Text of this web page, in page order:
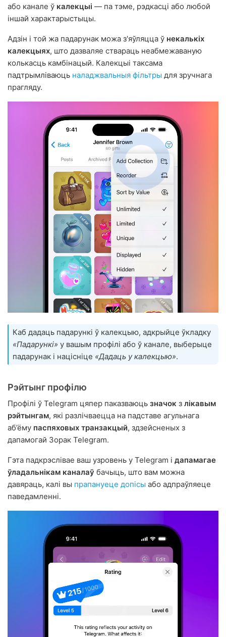
або канале ў калекцыі — па тэме, рэдкасці або любой
іншай характарыстыцы.
Адзін і той жа падарунак можа з'яўляцца ў некалькіх
калекцыях, што дазваляе ствараць неабмежаваную
колькасць камбінацый. Калекцыі таксама
падтрымліваюць наладжвальныя фільтры для зручнага
прагляду.
Каб дадаць падарункі ў калекцыю, адкрыйце ўкладку
«Падарункі» у вашым профілі або ў канале, выберыце
падарунак і націсніце «Дадаць у калекцыю».
Рэйтынг профілю
Профілі ў Telegram цяпер паказваюць значок з лікавым
рэйтынгам, які разлічваецца на падставе агульнага
аб’ёму паспяховых транзакцый, здзейсненых з
дапамогай Зорак Telegram.
Гэта падкрэслівае ваш узровень у Telegram і дапамагае
ўладальнікам каналаў бачыць, што вам можна
давяраць, калі вы прапануеце допісы або адпраўляеце
паведамленні.